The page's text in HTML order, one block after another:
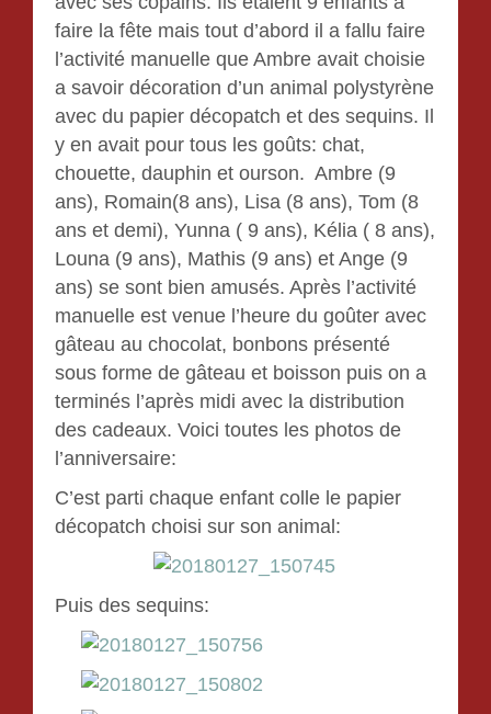
faire la fête mais tout d’abord il a fallu faire
l’activité manuelle que Ambre avait choisie
a savoir décoration d’un animal polystyrène
avec du papier décopatch et des sequins. Il
y en avait pour tous les goûts: chat,
chouette, dauphin et ourson. Ambre (9
ans), Romain(8 ans), Lisa (8 ans), Tom (8
ans et demi), Yunna ( 9 ans), Kélia ( 8 ans),
Louna (9 ans), Mathis (9 ans) et Ange (9
ans) se sont bien amusés. Après l’activité
manuelle est venue l’heure du goûter avec
gâteau au chocolat, bonbons présenté
sous forme de gâteau et boisson puis on a
terminés l’après midi avec la distribution
des cadeaux. Voici toutes les photos de
l’anniversaire:
C’est parti chaque enfant colle le papier
décopatch choisi sur son animal:
Puis des sequins: